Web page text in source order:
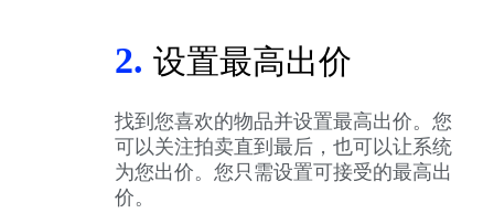
2. 设置最高出价
找到您喜欢的物品并设置最高出价。您
可以关注拍卖直到最后，也可以让系统
为您出价。您只需设置可接受的最高出
价。